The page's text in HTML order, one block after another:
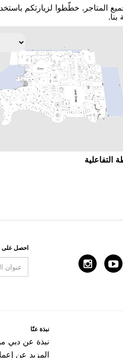
اﻟﻤﺘﺎﺟﺮ. ﺧﻄّﻄﻮا ﻟﺰﻳﺎﺭﺗﻜﻢ
ﺑﻨﺎ.
اﻟﺘﻔﺎﻋﻠﻴﺔ
اﺣﺼﻞ ﻋﻠﻰ
ﻧﺒﺬﺓ ﻋﻨّﺎ
ﻧﺒﺬﺓ ﻋﻦ ﺩﺑﻲ
المزيد عن